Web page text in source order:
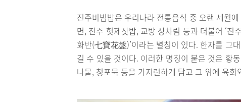
진주비빔밥은 우리나라 전통음식 중 오랜 세월
면, 진주 헛제삿밥, 교방 상차림 등과 더불어 ‘진
화반(七寶花盤)’이라는 별칭이 있다. 한자를 그
길 수 있을 것이다. 이러한 명칭이 붙은 것은 황
나물, 청포묵 등을 가지런하게 담고 그 위에 육